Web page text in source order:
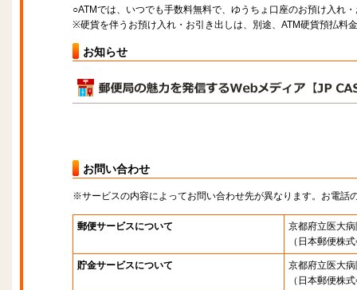
○ATMでは、いつでも手数料無料で、ゆうちょ口座のお預け入れ
※硬貨を伴うお預け入れ・お引き出しは、別途、ATM硬貨預払料
お知らせ
お問い合わせ
※サービスの内容によってお問い合わせ先が異なります。お電話
郵便サービスについて
京都府立医大
（日本郵便株
貯金サービスについて
京都府立医大
（日本郵便株